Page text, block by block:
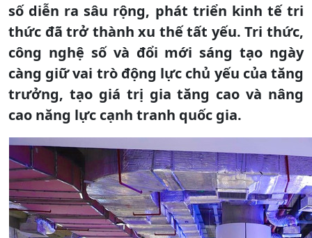
số diễn ra sâu rộng, phát triển kinh tế tri
thức đã trở thành xu thế tất yếu. Tri thức,
công nghệ số và đổi mới sáng tạo ngày
càng giữ vai trò động lực chủ yếu của tăng
trưởng, tạo giá trị gia tăng cao và nâng
cao năng lực cạnh tranh quốc gia.